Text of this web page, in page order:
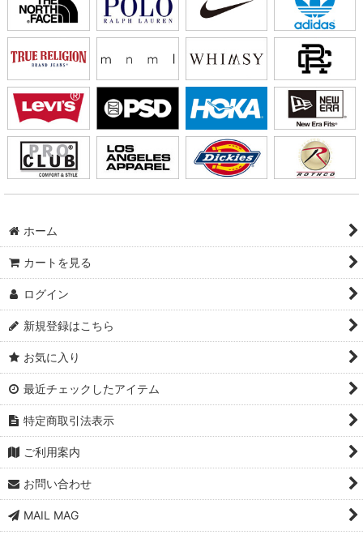
ホーム
カートを見る
ログイン
新規登録はこちら
お気に入り
最近チェックしたアイテム
特定商取引法表示
ご利用案内
お問い合わせ
MAIL MAG